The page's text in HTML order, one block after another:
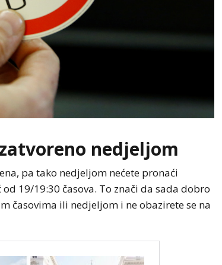
nedjeljom
pa tako nedjeljom nećete pronaći
19/19:30 časova. To znači da sada dobro
časovima ili nedjeljom i ne obazirete se na
do
Jedna zemlja drži gotovo
četvrtinu ekonomije EU:
Novi podaci otkrivaju ko
vuče kontinent naprijed